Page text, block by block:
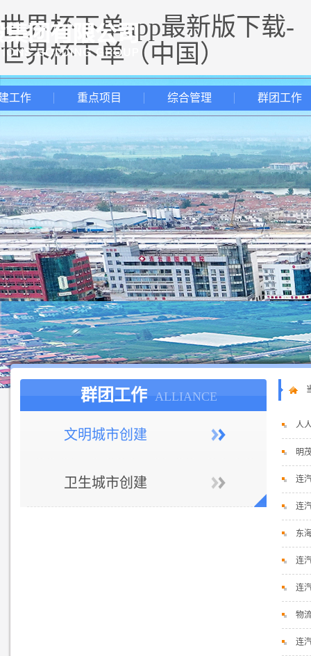
世界杯下单app最新版下载-
世界杯下单（中国）
工作 重点项目 综合管理 群团工作
群团工作 ALLIANCE
文明城市创建
卫生城市创建
人
明
连
连
东
连
连
物
连